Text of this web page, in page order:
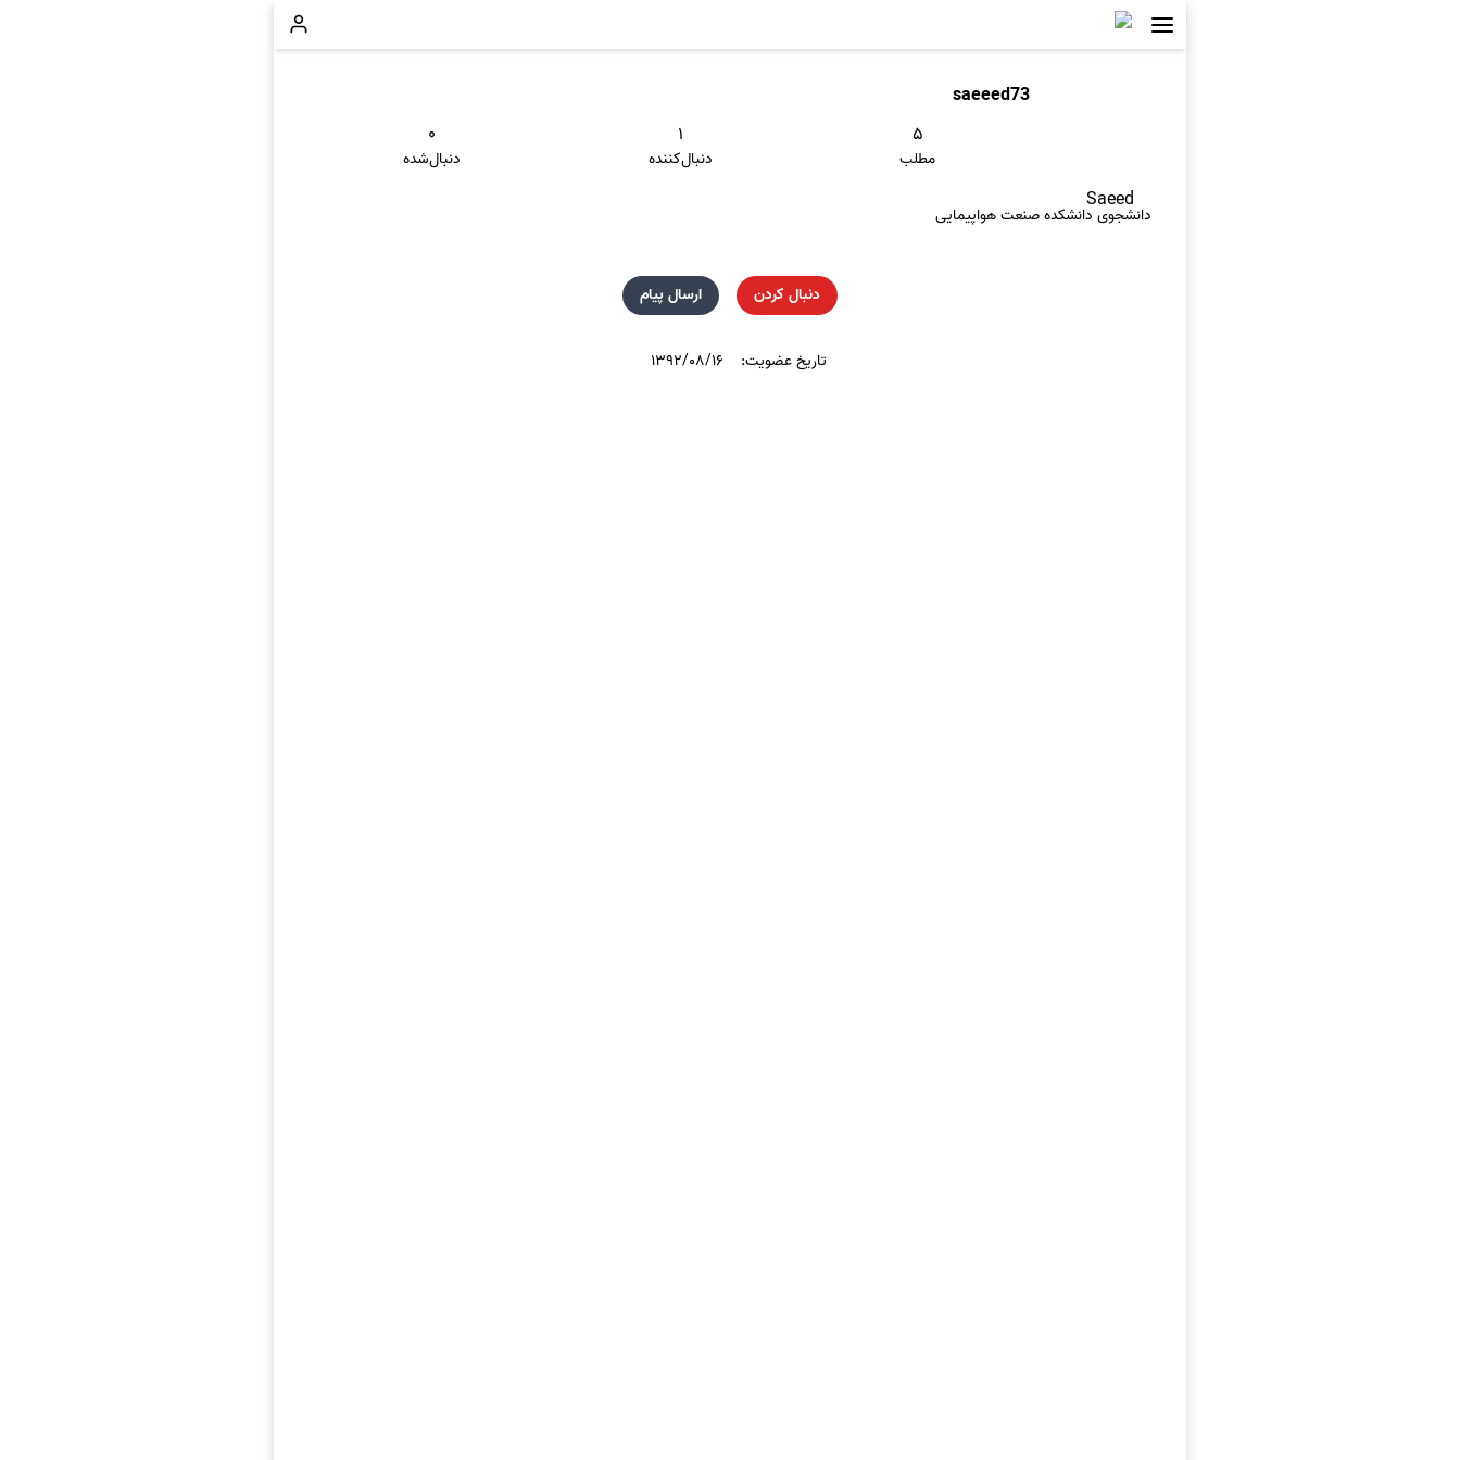
saeeed73
۵
مطلب
۱
دنبال‌کننده
۰
دنبال‌شده
Saeed
دانشجوی دانشکده صنعت هواپیمایی
دنبال کردن ارسال پیام
تاریخ عضویت: ۱۳۹۲/۰۸/۱۶